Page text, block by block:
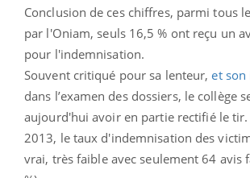
Conclusion de ces chiffres, parmi tous
par l'Oniam, seuls 16,5 % ont reçu un
pour l'indemnisation.
Souvent critiqué pour sa lenteur,et son
dans l’examen des dossiers, le collège
aujourd'hui avoir en partie rectifié le
2013, le taux d'indemnisation des
vrai, très faible avec seulement 64 avis